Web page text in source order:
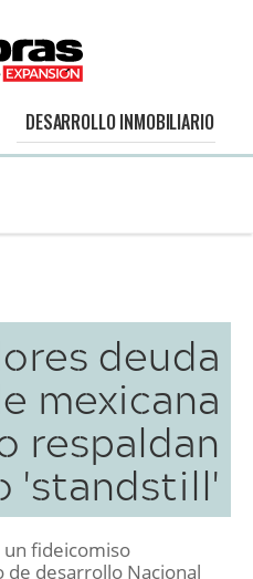
DESARROLLO INMOBILIARIO
deuda
mexicana
respaldan
'standstill'
un fideicomiso
desarrollo Nacional